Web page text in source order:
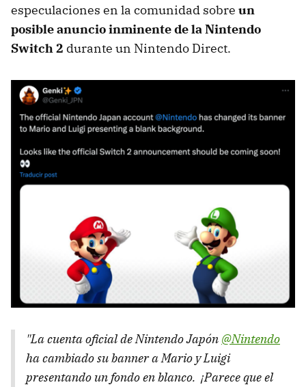
especulaciones en la comunidad sobre un
posible anuncio inminente de la Nintendo
Switch 2 durante un Nintendo Direct.
"La cuenta oficial de Nintendo Japón @Nintendo
ha cambiado su banner a Mario y Luigi
presentando un fondo en blanco. ¡Parece que el